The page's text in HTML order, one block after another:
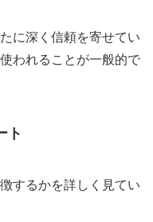
に深く信頼を寄せてい
われることが一般的で
ト
するかを詳しく見てい